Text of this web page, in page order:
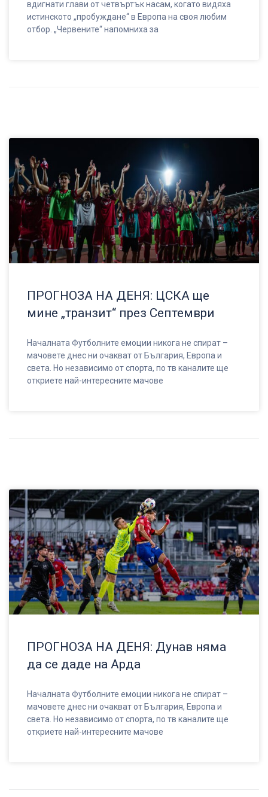
вдигнати глави от четвъртък насам, когато видяха
истинското „пробуждане“ в Европа на своя любим
отбор. „Червените“ напомниха за
ПРОГНОЗА НА ДЕНЯ: ЦСКА ще
мине „транзит“ през Септември
Началната Футболните емоции никога не спират –
мачовете днес ни очакват от България, Европа и
света. Но независимо от спорта, по тв каналите ще
откриете най-интересните мачове
ПРОГНОЗА НА ДЕНЯ: Дунав няма
да се даде на Арда
Началната Футболните емоции никога не спират –
мачовете днес ни очакват от България, Европа и
света. Но независимо от спорта, по тв каналите ще
откриете най-интересните мачове